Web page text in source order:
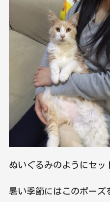
ぬいぐるみのようにセッ
暑い季節にはこのポーズ